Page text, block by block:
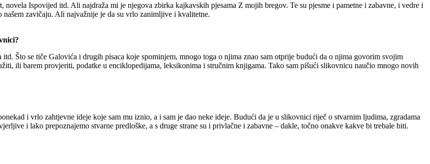
novela Ispovijed itd. Ali najdraža mi je njegova zbirka kajkavskih pjesama Z mojih bregov. Te su pjesme i pametne i zabavne, i vedre i
zavičaju. Ali najvažnije je da su vrlo zanimljive i kvalitetne.
Što se tiče Galovića i drugih pisaca koje spominjem, mnogo toga o njima znao sam otprije budući da o njima govorim svojim
ili barem provjeriti, podatke u enciklopedijama, leksikonima i stručnim knjigama. Tako sam pišući slikovnicu naučio mnogo novih
i vrlo zahtjevne ideje koje sam mu iznio, a i sam je dao neke ideje. Budući da je u slikovnici riječ o stvarnim ljudima, zgradama
i lako prepoznajemo stvarne predloške, a s druge strane su i privlačne i zabavne – dakle, točno onakve kakve bi trebale biti.